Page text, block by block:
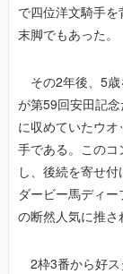
で四位洋文騎手
末脚でもあった。
その2年後、5歳
が第59回安田記
に収めていたウ
手である。この
し、後続を寄せ
ダービー馬ディ
の断然人気に推さ
2枠3番から好ス